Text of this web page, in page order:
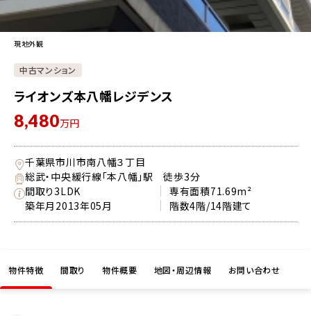
現地外観
中古マンション
ライオンズ本八幡レジデンス
8,480万円
千葉県市川市南八幡３丁目
総武・中央緩行線「本八幡」駅 徒歩3分
間取り3LDK 専有面積71.69m²
築年月 2013年05月 階数4階/14階建て
物件特徴 間取り 物件概要 地図・周辺情報 お問い合わせ